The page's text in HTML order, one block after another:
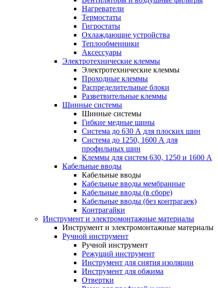
Нагреватели
Термостаты
Гигростаты
Охлаждающие устройства
Теплообменники
Аксессуары
Электротехнические клеммы
Электротехнические клеммы
Проходные клеммы
Распределительные блоки
Разветвительные клеммы
Шинные системы
Шинные системы
Гибкие медные шины
Система до 630 А для плоских шин
Система до 1250, 1600 А для
профильных шин
Клеммы для систем 630, 1250 и 1600 А
Кабельные вводы
Кабельные вводы
Кабельные вводы мембранные
Кабельные вводы (в сборе)
Кабельные вводы (без контрагаек)
Контрагайки
Инструмент и электромонтажные материалы
Инструмент и электромонтажные материалы
Ручной инструмент
Ручной инструмент
Режущий инструмент
Инструмент для снятия изоляции
Инструмент для обжима
Отвертки